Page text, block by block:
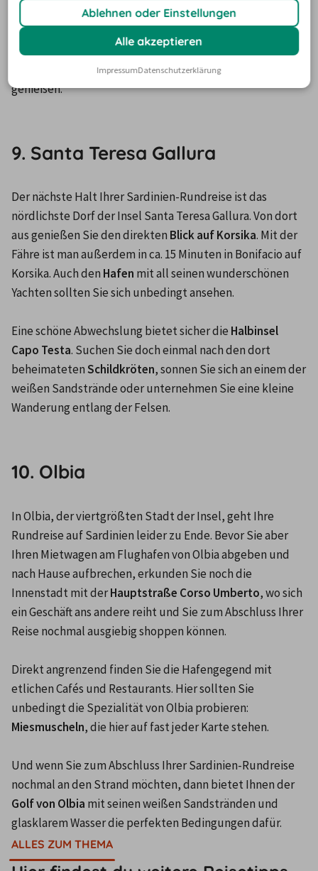
Surf-Angebot
Sandstrand La Marinedda
ist bei Kitesurfern sehr beliebt. Aber auch Badeurlauber
werden das klare Wasser und den weißen Sand sicher
genießen.
9. Santa Teresa Gallura
Der nächste Halt Ihrer Sardinien-Rundreise ist das
nördlichste Dorf der Insel Santa Teresa Gallura. Von dort
aus genießen Sie den direkten Blick auf Korsika. Mit der
Fähre ist man außerdem in ca. 15 Minuten in Bonifacio auf
Korsika. Auch den Hafen mit all seinen wunderschönen
Yachten sollten Sie sich unbedingt ansehen.
Eine schöne Abwechslung bietet sicher die Halbinsel
Capo Testa. Suchen Sie doch einmal nach den dort
beheimateten Schildkröten, sonnen Sie sich an einem der
weißen Sandstrände oder unternehmen Sie eine kleine
Wanderung entlang der Felsen.
10. Olbia
In Olbia, der viertgrößten Stadt der Insel, geht Ihre
Rundreise auf Sardinien leider zu Ende. Bevor Sie aber
Ihren Mietwagen am Flughafen von Olbia abgeben und
nach Hause aufbrechen, erkunden Sie noch die
Innenstadt mit der Hauptstraße Corso Umberto, wo sich
ein Geschäft ans andere reiht und Sie zum Abschluss Ihrer
Reise nochmal ausgiebig shoppen können.
Direkt angrenzend finden Sie die Hafengegend mit
etlichen Cafés und Restaurants. Hier sollten Sie
Miesmuscheln, die hier auf fast jeder Karte stehen.
Und wenn Sie zum Abschluss Ihrer Sardinien-Rundreise
nochmal an den Strand möchten, dann bietet Ihnen der
Golf von Olbia mit seinen weißen Sandstränden und
ALLES ZUM THEMA
Ablehnen oder Einstellungen
Alle akzeptieren
ImpressumDatenschutzerklärung